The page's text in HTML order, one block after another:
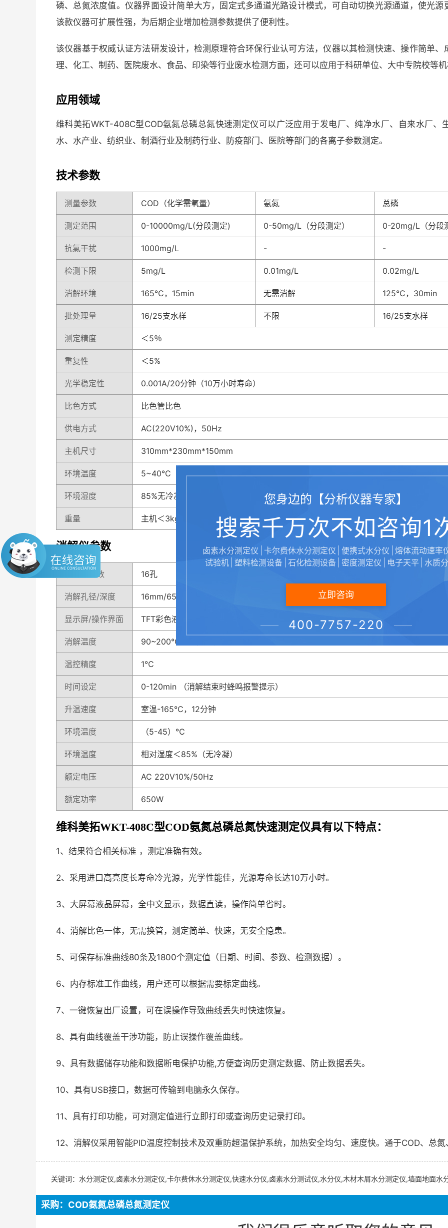
磷、总氮浓度值。仪器界面设计简单大方，固定式多通道光路设计模式，可自动切换光源通道，使光
该款仪器可扩展性强，为后期企业增加检测参数提供了便利性。
该仪器基于权威认证方法研发设计，检测原理符合环保行业认可方法，仪器以其检测快速、操作简单
理、化工、制药、医院废水、食品、印染等行业废水检测方面，还可以应用于科研单位、大中专院校等
应用领域
维科美拓WKT-408C型COD氨氮总磷总氮快速测定仪可以广泛应用于发电厂、纯净水厂、自来水厂、
水、水产业、纺织业、制酒行业及制药行业、防疫部门、医院等部门的各离子参数测定。
技术参数
测量参数 COD（化学需氧量） 氨氮 总磷
测定范围 0-10000mg/L(分段测定) 0-50mg/L（分段测定） 0-20mg/L（分段
抗氯干扰 1000mg/L - -
检测下限 5mg/L 0.01mg/L 0.02mg/L
消解环境 165℃，15min 无需消解 125℃，30min
批处理量 16/25支水样 不限 16/25支水样
测定精度 ＜5％
重复性 ＜5%
光学稳定性 0.001A/20分钟（10万小时寿命）
比色方式 比色管比色
供电方式 AC(220V10%)，50Hz
主机尺寸 310mm*230mm*150mm
环境温度 5~40℃
环境湿度 85%无冷凝
重量 主机＜3kg，消解器6kg
消解仪参数
消解仪孔数 16孔
消解孔径/深度 16mm/65mm
显示屏/操作界面 TFT彩色液晶屏/全中文显示
消解温度 90~200℃可调，目标温度恒温控制
温控精度 1℃
时间设定 0-120min （消解结束时蜂鸣报警提示）
升温速度 室温-165℃，12分钟
环境温度 （5-45）℃
环境温度 相对湿度＜85%（无冷凝）
额定电压 AC 220V10%/50Hz
额定功率 650W
维科美拓WKT-408C型COD氨氮总磷总氮快速测定仪具有以下特点：
1、结果符合相关标准 ，测定准确有效。
2、采用进口高亮度长寿命冷光源，光学性能佳，光源寿命长达10万小时。
3、大屏幕液晶屏幕，全中文显示，数据直读，操作简单省时。
4、消解比色一体，无需换管，测定简单、快速，无安全隐患。
5、可保存标准曲线80条及1800个测定值（日期、时间、参数、检测数据）。
6、内存标准工作曲线，用户还可以根据需要标定曲线。
7、一键恢复出厂设置，可在误操作导致曲线丢失时快速恢复。
8、具有曲线覆盖干涉功能，防止误操作覆盖曲线。
9、具有数据储存功能和数据断电保护功能,方便查询历史测定数据、防止数据丢失。
10、具有USB接口，数据可传输到电脑永久保存。
11、具有打印功能，可对测定值进行立即打印或查询历史记录打印。
12、消解仪采用智能PID温度控制技术及双重防超温保护系统，加热安全均匀、速度快。通于COD、总
关键词：水分测定仪,卤素水分测定仪,卡尔费休水分测定仪,快速水分仪,卤素水分测试仪,水分仪,木材木屑水分测定仪,墙面地面水
采购：COD氨氮总磷总氮测定仪
您身边的【分析仪器专家】
搜索千万次不如咨询1
卤素水分测定仪 卡尔费休水分测定仪 便携式水分仪 熔体流动速率
试验机 塑料检测设备 石化检测设备 密度测定仪 电子天平 水质
立即咨询
400-7757-220